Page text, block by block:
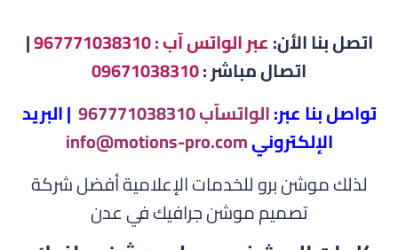
اتصل بنا الأن:عبر الواتس آب : 967771038310
|
اتصال مباشر :09671038310
تواصل بنا عبر:الواتسآب 967771038310
| البريد
الإلكترونيinfo@motions-pro.com
لذلك موشن برو للخدمات الإعلامية أفضل شركة
تصميم موشن جرافيك في عدن